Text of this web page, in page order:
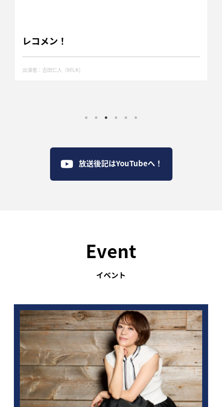
レコメン！
出演者：吉田仁人（M!LK)
放送後記はYouTubeへ！
Event
イベント